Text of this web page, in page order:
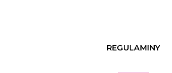
REGULAMINY